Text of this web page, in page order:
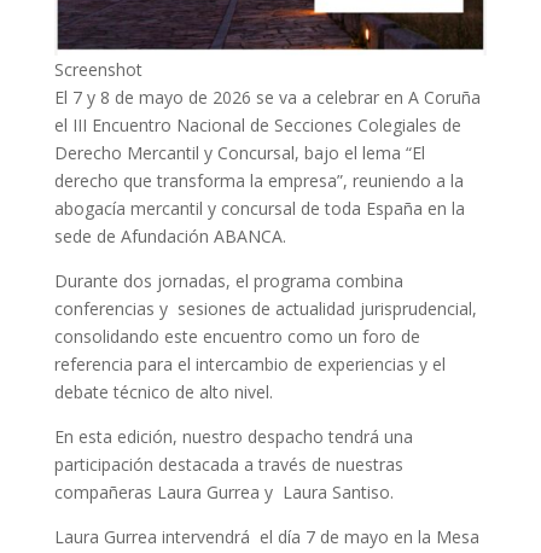
Screenshot
El 7 y 8 de mayo de 2026 se va a celebrar en A Coruña
el III Encuentro Nacional de Secciones Colegiales de
Derecho Mercantil y Concursal, bajo el lema “El
derecho que transforma la empresa”, reuniendo a la
abogacía mercantil y concursal de toda España en la
sede de Afundación ABANCA.
Durante dos jornadas, el programa combina
conferencias y sesiones de actualidad jurisprudencial,
consolidando este encuentro como un foro de
referencia para el intercambio de experiencias y el
debate técnico de alto nivel.
En esta edición, nuestro despacho tendrá una
participación destacada a través de nuestras
compañeras Laura Gurrea y Laura Santiso.
Laura Gurrea intervendrá el día 7 de mayo en la Mesa